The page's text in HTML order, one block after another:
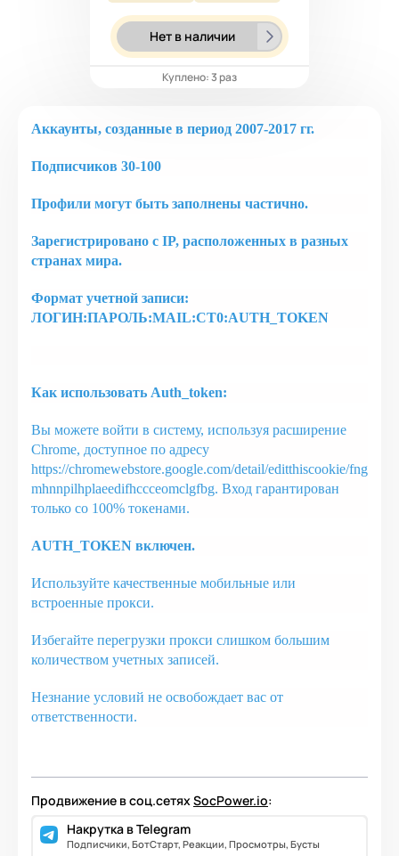
Нет в наличии
Куплено: 3 раз
Аккаунты, созданные в период 2007-2017 гг.
Подписчиков 30-100
Профили могут быть заполнены частично.
Зарегистрировано с IP, расположенных в разных
странах мира.
Формат учетной записи:
ЛОГИН:ПАРОЛЬ:MAIL:CT0:AUTH_TOKEN
Как использовать Auth_token:
Вы можете войти в систему, используя расширение
Chrome, доступное по адресу
https://chromewebstore.google.com/detail/editthiscookie/fng
mhnnpilhplaeedifhccceomclgfbg. Вход гарантирован
только со 100% токенами.
AUTH_TOKEN включен.
Используйте качественные мобильные или
встроенные прокси.
Избегайте перегрузки прокси слишком большим
количеством учетных записей.
Незнание условий не освобождает вас от
ответственности.
Продвижение в соц.сетяхSocPower.io:
Накрутка в Telegram
Подписчики, БотСтарт, Реакции, Просмотры, Бусты